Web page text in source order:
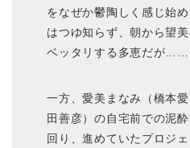
をなぜか鬱陶しく感じ始
はつゆ知らず、朝から望
ベッタリする多恵だが……
一方、愛美まなみ（橋本
田善彦）の自宅前での泥
回り、進めていたプロジ